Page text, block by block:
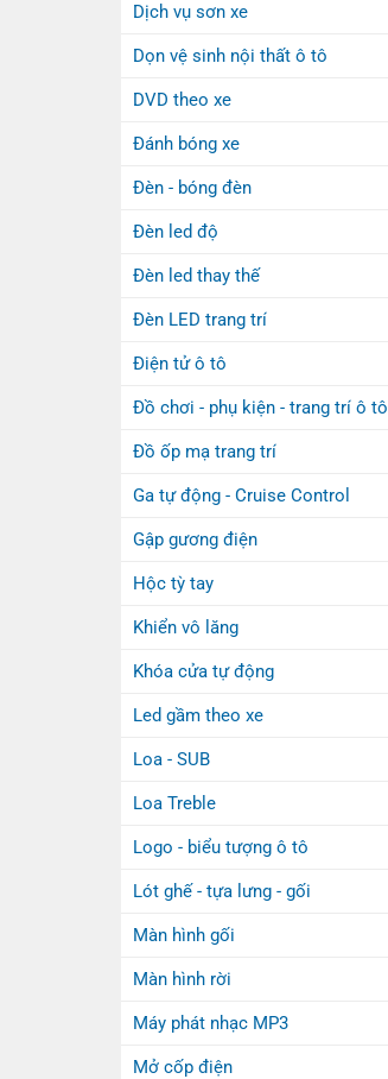
Dịch vụ sơn xe
Dọn vệ sinh nội thất ô tô
DVD theo xe
Đánh bóng xe
Đèn - bóng đèn
Đèn led độ
Đèn led thay thế
Đèn LED trang trí
Điện tử ô tô
Đồ chơi - phụ kiện - trang trí ô tô
Đồ ốp mạ trang trí
Ga tự động - Cruise Control
Gập gương điện
Hộc tỳ tay
Khiển vô lăng
Khóa cửa tự động
Led gầm theo xe
Loa - SUB
Loa Treble
Logo - biểu tượng ô tô
Lót ghế - tựa lưng - gối
Màn hình gối
Màn hình rời
Máy phát nhạc MP3
Mở cốp điện